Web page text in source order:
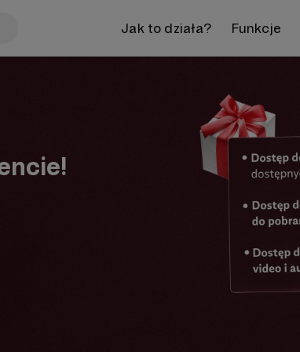
Jak to działa? Funkcje